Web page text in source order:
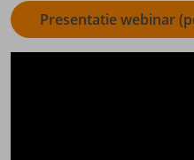
Presentatie webinar